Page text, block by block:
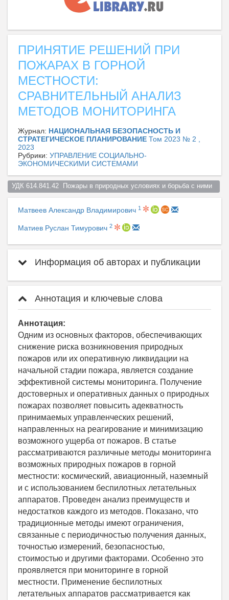
ПРИНЯТИЕ РЕШЕНИЙ ПРИ
ПОЖАРАХ В ГОРНОЙ
МЕСТНОСТИ:
СРАВНИТЕЛЬНЫЙ АНАЛИЗ
МЕТОДОВ МОНИТОРИНГА
Журнал: НАЦИОНАЛЬНАЯ БЕЗОПАСНОСТЬ И
СТРАТЕГИЧЕСКОЕ ПЛАНИРОВАНИЕ Том 2023 № 2 ,
2023
Рубрики: УПРАВЛЕНИЕ СОЦИАЛЬНО-
ЭКОНОМИЧЕСКИМИ СИСТЕМАМИ
УДК 614.841.42  Пожары в природных условиях и борьба с ними
Матвеев Александр Владимирович 1
Матиев Руслан Тимурович 2
Информация об авторах и публикации
Аннотация и ключевые слова
Аннотация:
Одним из основных факторов, обеспечивающих
снижение риска возникновения природных
пожаров или их оперативную ликвидации на
начальной стадии пожара, является создание
эффективной системы мониторинга. Получение
достоверных и оперативных данных о природных
пожарах позволяет повысить адекватность
принимаемых управленческих решений,
направленных на реагирование и минимизацию
возможного ущерба от пожаров. В статье
рассматриваются различные методы мониторинга
возможных природных пожаров в горной
местности: космический, авиационный, наземный
и с использованием беспилотных летательных
аппаратов. Проведен анализ преимуществ и
недостатков каждого из методов. Показано, что
традиционные методы имеют ограничения,
связанные с периодичностью получения данных,
точностью измерений, безопасностью,
стоимостью и другими факторами. Особенно это
проявляется при мониторинге в горной
местности. Применение беспилотных
летательных аппаратов рассматривается как